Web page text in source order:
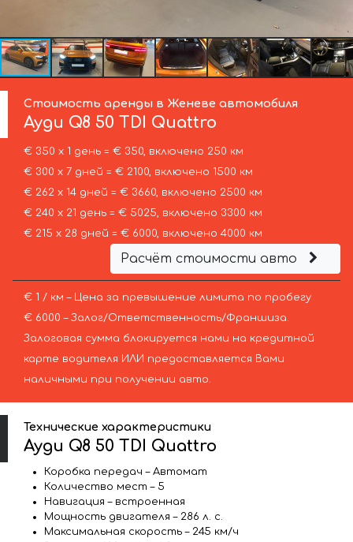
Стоимость аренды в Женеве автомобиля
Ауди Q8 50 TDI Quattro
€ 350 х 1 день = € 350, включено 250 км
€ 300 х 7 дней = € 2100, включено 1500 км
€ 262 х 14 дней = € 3660, включено 2500 км
€ 240 х 21 день = € 5025, включено 3300 км
€ 215 х 28 дней = € 6000, включено 4000 км
Расчёт стоимости авто
€ 1 / км – Цена за превышение лимита по пробегу
€ 6000 – Залог/Ответственность/Франшиза.
Залоговая сумма блокируется нами на кредитной
карте водителя ИЛИ предоставляется Вами
наличными при получении авто.
Технические характеристики
Ауди Q8 50 TDI Quattro
Коробка передач – Автомат
Количество мест – 5
Навигация – встроенная
Мощность двигателя – 286 л. с.
Максимальная скорость – 245 км/ч